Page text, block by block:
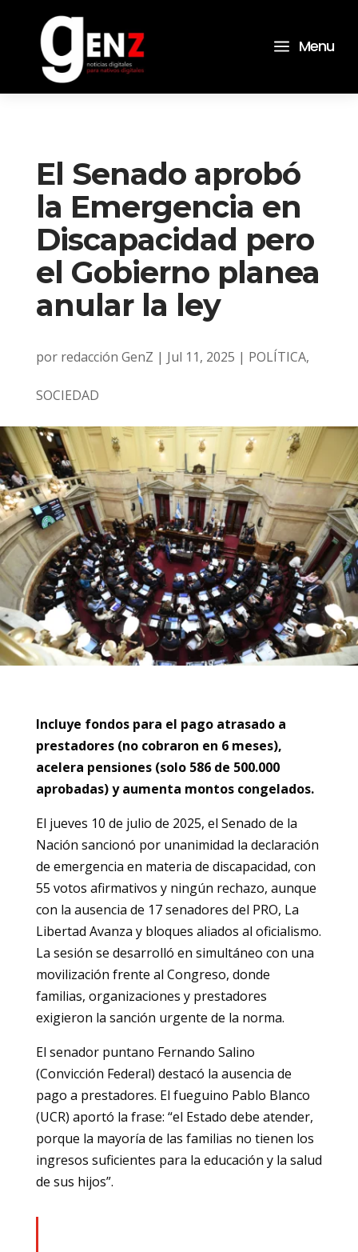
a Menu
El Senado aprobó
la Emergencia en
Discapacidad pero
el Gobierno planea
anular la ley
por redacción GenZ | Jul 11, 2025 | POLÍTICA,
SOCIEDAD
Incluye fondos para el pago atrasado a
prestadores (no cobraron en 6 meses),
acelera pensiones (solo 586 de 500.000
aprobadas) y aumenta montos congelados.
El jueves 10 de julio de 2025, el Senado de la
Nación sancionó por unanimidad la declaración
de emergencia en materia de discapacidad, con
55 votos afirmativos y ningún rechazo, aunque
con la ausencia de 17 senadores del PRO, La
Libertad Avanza y bloques aliados al oficialismo.
La sesión se desarrolló en simultáneo con una
movilización frente al Congreso, donde
familias, organizaciones y prestadores
exigieron la sanción urgente de la norma.
El senador puntano Fernando Salino
(Convicción Federal) destacó la ausencia de
pago a prestadores. El fueguino Pablo Blanco
(UCR) aportó la frase: “el Estado debe atender,
porque la mayoría de las familias no tienen los
ingresos suficientes para la educación y la salud
de sus hijos”.